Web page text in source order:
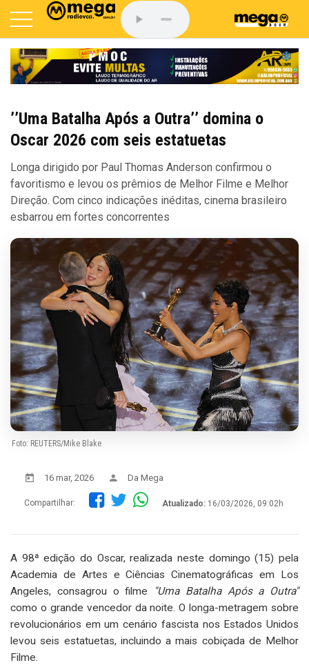
’’Uma Batalha Após a Outra’’ domina o
Oscar 2026 com seis estatuetas
Longa dirigido por Paul Thomas Anderson confirmou o
favoritismo e levou os prêmios de Melhor Filme e Melhor
Direção. Com cinco indicações inéditas, cinema brasileiro
esbarrou em fortes concorrentes
Foto: REUTERS/Mike Blake
16 mar, 2026 Da Mega
Compartilhar: Atualizado: 16/03/2026, 09:02h
A 98ª edição do Oscar, realizada neste domingo (15) pela
Academia de Artes e Ciências Cinematográficas em Los
Angeles, consagrou o filme
"Uma Batalha Após a Outra"
como o grande vencedor da noite. O longa-metragem sobre
revolucionários em um cenário fascista nos Estados Unidos
levou seis estatuetas, incluindo a mais cobiçada de Melhor
Filme.